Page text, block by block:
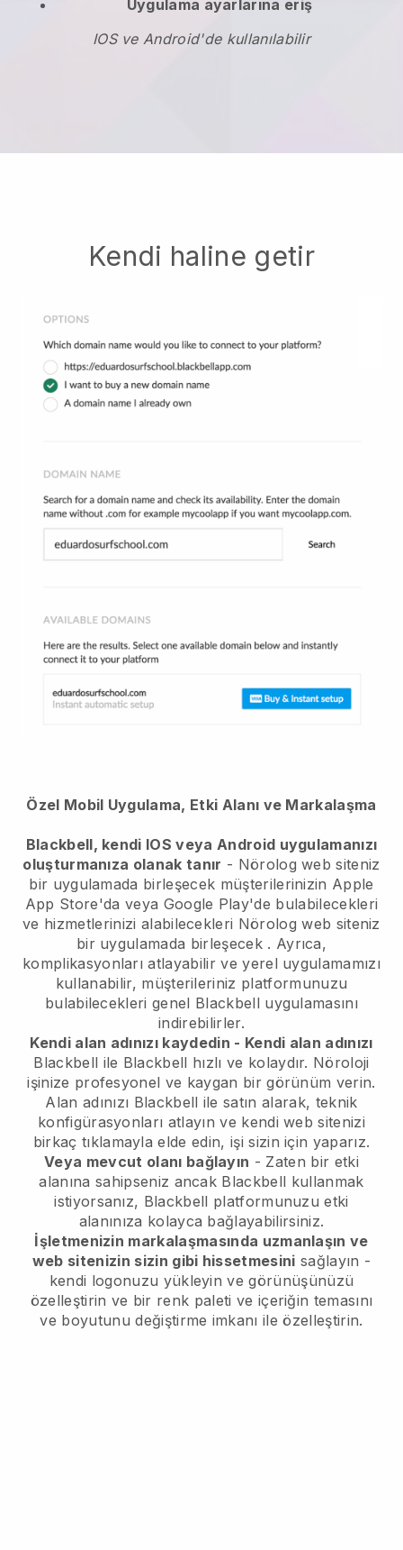
Uygulama ayarlarına eriş
IOS ve Android'de kullanılabilir
Kendi haline getir
Özel Mobil Uygulama, Etki Alanı ve Markalaşma
Blackbell, kendi IOS veya Android uygulamanızı
oluşturmanıza olanak tanır - Nörolog web siteniz
bir uygulamada birleşecek müşterilerinizin Apple
App Store'da veya Google Play'de bulabilecekleri
ve hizmetlerinizi alabilecekleri Nörolog web siteniz
bir uygulamada birleşecek. Ayrıca,
komplikasyonları atlayabilir ve yerel uygulamamızı
kullanabilir, müşterileriniz platformunuzu
bulabilecekleri genel Blackbell uygulamasını
indirebilirler.
Kendi alan adınızı kaydedin - Kendi alan adınızı
Blackbell ile Blackbell hızlı ve kolaydır. Nöroloji
işinize profesyonel ve kaygan bir görünüm verin.
Alan adınızı Blackbell ile satın alarak, teknik
konfigürasyonları atlayın ve kendi web sitenizi
birkaç tıklamayla elde edin, işi sizin için yaparız.
Veya mevcut olanı bağlayın - Zaten bir etki
alanına sahipseniz ancak Blackbell kullanmak
istiyorsanız, Blackbell platformunuzu etki
alanınıza kolayca bağlayabilirsiniz.
İşletmenizin markalaşmasında uzmanlaşın ve
web sitenizin sizin gibi hissetmesini sağlayın -
kendi logonuzu yükleyin ve görünüşünüzü
özelleştirin ve bir renk paleti ve içeriğin temasını
ve boyutunu değiştirme imkanı ile özelleştirin.